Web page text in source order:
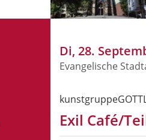
Di, 28.
Evangelische
Exil Café/